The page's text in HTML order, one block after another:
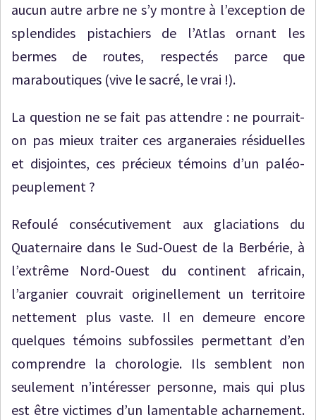
aucun autre arbre ne s’y montre à l’exception de
splendides pistachiers de l’Atlas ornant les
bermes de routes, respectés parce que
maraboutiques (vive le sacré, le vrai !).
La question ne se fait pas attendre : ne pourrait-
on pas mieux traiter ces arganeraies résiduelles
et disjointes, ces précieux témoins d’un paléo-
peuplement ?
Refoulé consécutivement aux glaciations du
Quaternaire dans le Sud-Ouest de la Berbérie, à
l’extrême Nord-Ouest du continent africain,
l’arganier couvrait originellement un territoire
nettement plus vaste. Il en demeure encore
quelques témoins subfossiles permettant d’en
comprendre la chorologie. Ils semblent non
seulement n’intéresser personne, mais qui plus
est être victimes d’un lamentable acharnement.